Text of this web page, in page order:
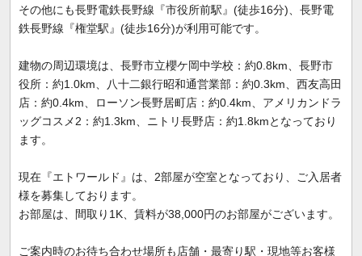
その他にも長野電鉄長野線『市役所前駅』(徒歩16分)、長野電
鉄長野線『権堂駅』(徒歩16分)が利用可能です。
建物の周辺環境は、長野市立櫻ケ岡中学校：約0.8km、長野市
役所：約1.0km、八十二銀行昭和通営業部：約0.3km、西友高田
店：約0.4km、ローソン長野居町店：約0.4km、アメリカンドラ
ッグコスメ2：約1.3km、ニトリ長野店：約1.8kmとなっており
ます。
現在『エトワールド』は、2部屋が空室となっており、ご入居者
様を募集しております。
お部屋は、間取り1K、賃料が38,000円のお部屋がございます。
ご案内時のお待ち合わせ場所も店舗・最寄り駅・現地等お客様